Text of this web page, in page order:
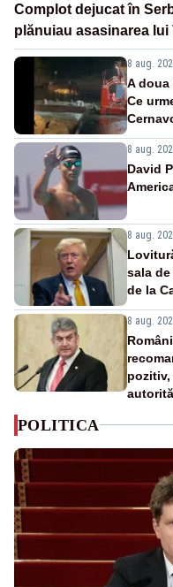
Complot dejucat în
plănuiau asasinarea lui
8 aug.
A
Ce
8 aug.
David
8 aug.
sala
de la
8 aug.
POLITICA